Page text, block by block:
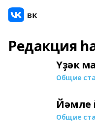
Редакция
Үҙәк
Общие
Йәмле
Общие